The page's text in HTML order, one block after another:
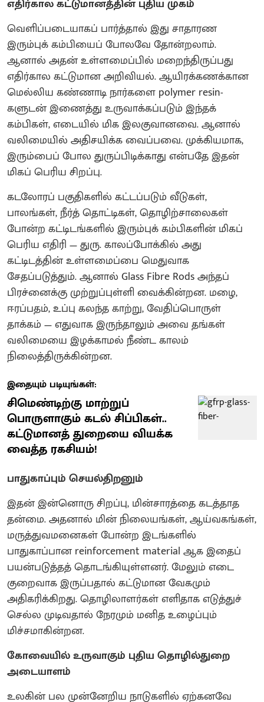
எதிர்கால கட்டுமானத்தின் புதிய முகம்
வெளிப்படையாகப் பார்த்தால் இது சாதாரண
இரும்புக் கம்பியைப் போலவே தோன்றலாம்.
ஆனால் அதன் உள்ளமைப்பில் மறைந்திருப்பது
எதிர்கால கட்டுமான அறிவியல். ஆயிரக்கணக்கான
மெல்லிய கண்ணாடி நார்களை polymer resin-
களுடன் இணைத்து உருவாக்கப்படும் இந்தக்
கம்பிகள், எடையில் மிக இலகுவானவை. ஆனால்
வலிமையில் அதிசயிக்க வைப்பவை. முக்கியமாக,
இரும்பைப் போல துருப்பிடிக்காது என்பதே இதன்
மிகப் பெரிய சிறப்பு.
கடலோரப் பகுதிகளில் கட்டப்படும் வீடுகள்,
பாலங்கள், நீர்த் தொட்டிகள், தொழிற்சாலைகள்
போன்ற கட்டிடங்களில் இரும்புக் கம்பிகளின் மிகப்
பெரிய எதிரி — துரு. காலப்போக்கில் அது
கட்டிடத்தின் உள்ளமைப்பை மெதுவாக
சேதப்படுத்தும். ஆனால் Glass Fibre Rods அந்தப்
பிரச்னைக்கு முற்றுப்புள்ளி வைக்கின்றன. மழை,
ஈரப்பதம், உப்பு கலந்த காற்று, வேதிப்பொருள்
தாக்கம் — எதுவாக இருந்தாலும் அவை தங்கள்
வலிமையை இழக்காமல் நீண்ட காலம்
நிலைத்திருக்கின்றன.
இதையும் படியுங்கள்:
சிமெண்டிற்கு மாற்றுப்
பொருளாகும் கடல் சிப்பிகள்..
கட்டுமானத் துறையை வியக்க
வைத்த ரகசியம்!
பாதுகாப்பும் செயல்திறனும்
இதன் இன்னொரு சிறப்பு, மின்சாரத்தை கடத்தாத
தன்மை. அதனால் மின் நிலையங்கள், ஆய்வகங்கள்,
மருத்துவமனைகள் போன்ற இடங்களில்
பாதுகாப்பான reinforcement material ஆக இதைப்
பயன்படுத்தத் தொடங்கியுள்ளனர். மேலும் எடை
குறைவாக இருப்பதால் கட்டுமான வேகமும்
அதிகரிக்கிறது. தொழிலாளர்கள் எளிதாக எடுத்துச்
செல்ல முடிவதால் நேரமும் மனித உழைப்பும்
மிச்சமாகின்றன.
கோவையில் உருவாகும் புதிய தொழில்துறை
அடையாளம்
உலகின் பல முன்னேறிய நாடுகளில் ஏற்கனவே